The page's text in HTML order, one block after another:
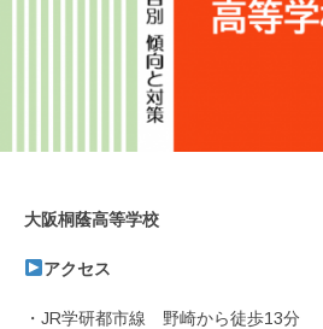
大阪桐蔭高等学校
アクセス
・JR学研都市線 野崎から徒歩13分